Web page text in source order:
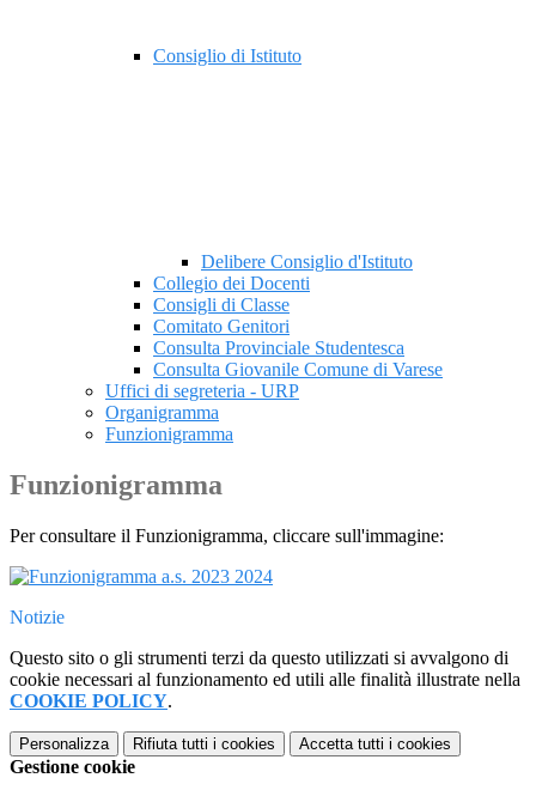
Consiglio di Istituto
Delibere Consiglio d'Istituto
Collegio dei Docenti
Consigli di Classe
Comitato Genitori
Consulta Provinciale Studentesca
Consulta Giovanile Comune di Varese
Uffici di segreteria - URP
Organigramma
Funzionigramma
Funzionigramma
Per consultare il Funzionigramma, cliccare sull'immagine:
Notizie
Questo sito o gli strumenti terzi da questo utilizzati si avvalgono di
cookie necessari al funzionamento ed utili alle finalità illustrate nella
COOKIE POLICY.
Personalizza Rifiuta tutti i cookies Accetta tutti i cookies
Gestione cookie